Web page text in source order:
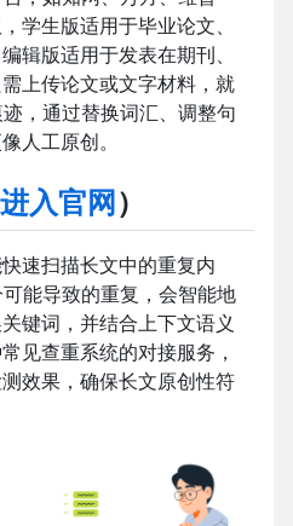
学生版适用于毕业论文、
辑版适用于发表在期刊、
上传论文或文字材料，就
，通过替换词汇、调整句
人工原创。
入官网）
速扫描长文中的重复内
能导致的重复，会智能地
键词，并结合上下文语义
见查重系统的对接服务，
效果，确保长文原创性符